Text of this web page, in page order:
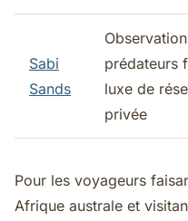
Sabi
Sands
prédateurs
luxe de
privée
Pour les voyageurs
Afrique australe et